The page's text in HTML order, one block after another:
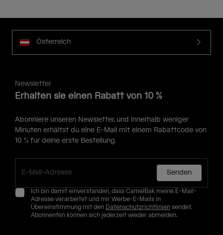
Österreich
Newsletter
Erhalten sie einen Rabatt von 10 %
Abonniere unseren Newsletter, und innerhalb weniger
Minuten erhältst du eine E-Mail mit einem Rabattcode von
10 % für deine erste Bestellung.
Senden
Ich bin damit einverstanden, dass CamelBak meine E-Mail-
Adresse verarbeitet und mir Werbe-E-Mails in
Übereinstimmung mit den Datenschutzrichtlinien sendet.
Abonnenten können sich jederzeit wieder abmelden.